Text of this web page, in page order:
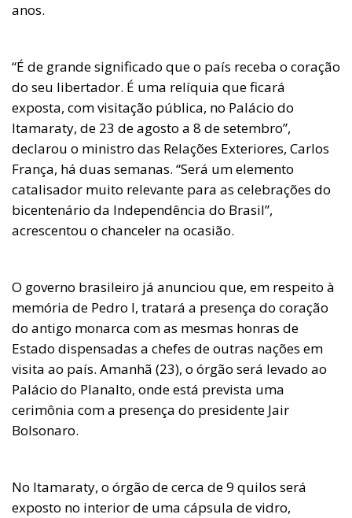
anos.
“É de grande significado que o país receba o coração
do seu libertador. É uma relíquia que ficará
exposta, com visitação pública, no Palácio do
Itamaraty, de 23 de agosto a 8 de setembro”,
declarou o ministro das Relações Exteriores, Carlos
França, há duas semanas. “Será um elemento
catalisador muito relevante para as celebrações do
bicentenário da Independência do Brasil”,
acrescentou o chanceler na ocasião.
O governo brasileiro já anunciou que, em respeito à
memória de Pedro I, tratará a presença do coração
do antigo monarca com as mesmas honras de
Estado dispensadas a chefes de outras nações em
visita ao país. Amanhã (23), o órgão será levado ao
Palácio do Planalto, onde está prevista uma
cerimônia com a presença do presidente Jair
Bolsonaro.
No Itamaraty, o órgão de cerca de 9 quilos será
exposto no interior de uma cápsula de vidro,